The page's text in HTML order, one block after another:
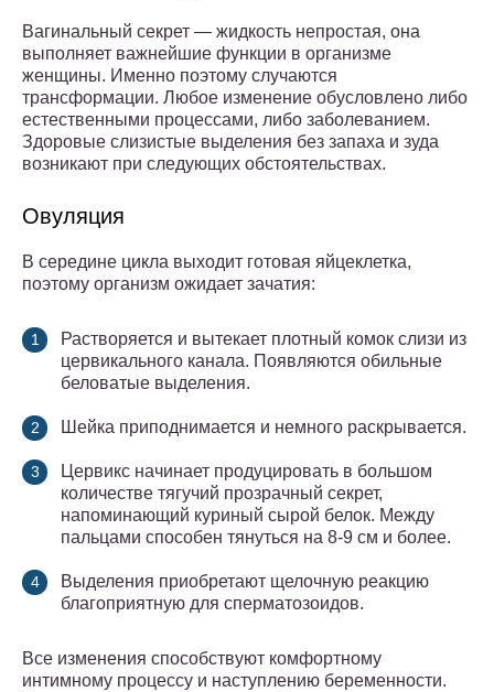
Вагинальный секрет — жидкость непростая, она
выполняет важнейшие функции в организме
женщины. Именно поэтому случаются
трансформации. Любое изменение обусловлено либо
естественными процессами, либо заболеванием.
Здоровые слизистые выделения без запаха и зуда
возникают при следующих обстоятельствах.
Овуляция
В середине цикла выходит готовая яйцеклетка,
поэтому организм ожидает зачатия:
Растворяется и вытекает плотный комок слизи из
цервикального канала. Появляются обильные
беловатые выделения.
Шейка приподнимается и немного раскрывается.
Цервикс начинает продуцировать в большом
количестве тягучий прозрачный секрет,
напоминающий куриный сырой белок. Между
пальцами способен тянуться на 8-9 см и более.
Выделения приобретают щелочную реакцию
благоприятную для сперматозоидов.
Все изменения способствуют комфортному
интимному процессу и наступлению беременности.